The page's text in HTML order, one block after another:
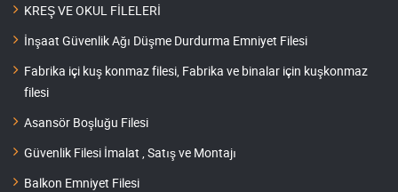
KREŞ VE OKUL FİLELERİ
İnşaat Güvenlik Ağı Düşme Durdurma Emniyet Filesi
Fabrika içi kuş konmaz filesi, Fabrika ve binalar için kuşkonmaz
filesi
Asansör Boşluğu Filesi
Güvenlik Filesi İmalat , Satış ve Montajı
Balkon Emniyet Filesi